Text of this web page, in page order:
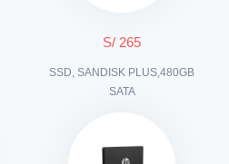
S/ 265
SSD, SANDISK PLUS,480GB
SATA